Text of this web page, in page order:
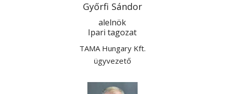
Győrfi Sándor
alelnök
Ipari tagozat
TAMA Hungary Kft.
ügyvezető